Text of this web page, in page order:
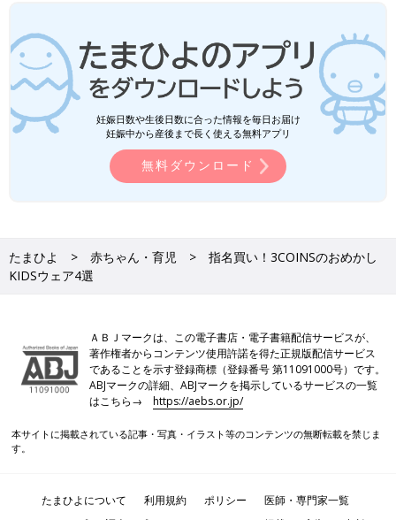
妊娠日数や生後日数に合った情報を毎日お届け
妊娠中から産後まで長く使える無料アプリ
無料ダウンロード
たまひよ 赤ちゃん・育児
指名買い！3COINSのおめかし
KIDSウェア4選
ＡＢＪマークは、この電子書店・電子書籍配信サービスが、
著作権者からコンテンツ使用許諾を得た正規版配信サービス
であることを示す登録商標（登録番号 第11091000号）です。
ABJマークの詳細、ABJマークを掲示しているサービスの一覧
はこちら→https://aebs.or.jp/
本サイトに掲載されている記事・写真・イラスト等のコンテンツの無断転載を禁じま
す。
たまひよについて 利用規約 ポリシー
医師・専門家一覧